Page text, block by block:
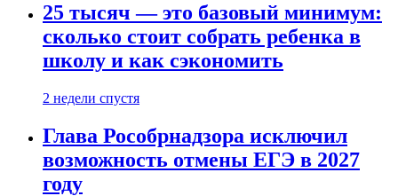
25 тысяч — это базовый минимум:
сколько стоит собрать ребенка в
школу и как сэкономить
2 недели спустя
Глава Рособрнадзора исключил
возможность отмены ЕГЭ в 2027
году